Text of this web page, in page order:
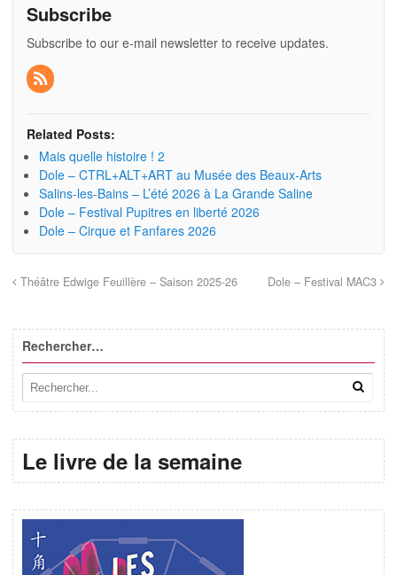
Subscribe
Subscribe to our e-mail newsletter to receive updates.
Related Posts:
Mais quelle histoire ! 2
Dole – CTRL+ALT+ART au Musée des Beaux-Arts
Salins-les-Bains – L’été 2026 à La Grande Saline
Dole – Festival Pupitres en liberté 2026
Dole – Cirque et Fanfares 2026
Théâtre Edwige Feuillère – Saison 2025-26 Dole – Festival MAC3
Rechercher…
Le livre de la semaine